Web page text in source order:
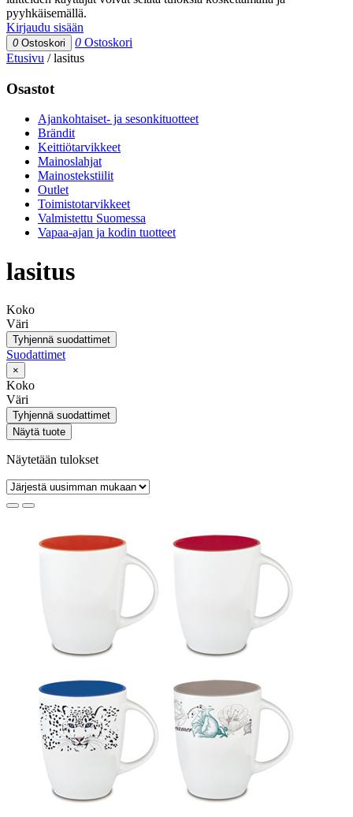
pyyhkäisemällä.
Kirjaudu sisään
0 Ostoskori 0 Ostoskori
Etusivu /lasitus
Osastot
Ajankohtaiset- ja sesonkituotteet
Brändit
Keittiötarvikkeet
Mainoslahjat
Mainostekstiilit
Outlet
Toimistotarvikkeet
Valmistettu Suomessa
Vapaa-ajan ja kodin tuotteet
lasitus
Koko
Väri
Tyhjennä suodattimet
Suodattimet
×
Koko
Väri
Tyhjennä suodattimet
Näytä tuote
Näytetään tulokset